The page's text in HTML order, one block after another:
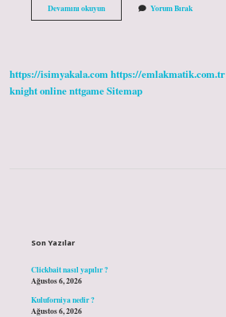
Devamını okuyunVals
Hangi
Yorum Bırak
https://isimyakala.comhttps://emlakmatik.com.tr
knight onlinenttgameSitemap
Son Yazılar
Clickbait nasıl yapılır ?
Ağustos 6, 2026
Kuluforniya nedir ?
Ağustos 6, 2026